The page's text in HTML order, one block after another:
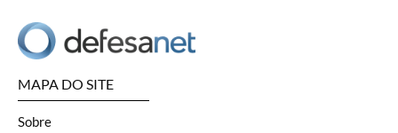
MAPA DO SITE
Sobre